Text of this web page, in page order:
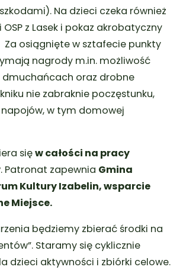
Na dzieci czeka również
z Lasek i pokaz akrobatyczny
Za osiągnięte w sztafecie punkty
nagrody m.in. możliwość
dmuchańcach oraz drobne
nie zabraknie poczęstunku,
w tym domowej
sięw całości na pracy
. Patronat zapewnia Gmina
Kultury Izabelin, wsparcie
Miejsce.
będziemy zbierać środki na
Staramy się cyklicznie
dzieci aktywności i zbiórki celowe.